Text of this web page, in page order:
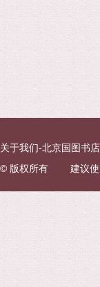
关于我们-北京国图书
© 版权所有 建议使